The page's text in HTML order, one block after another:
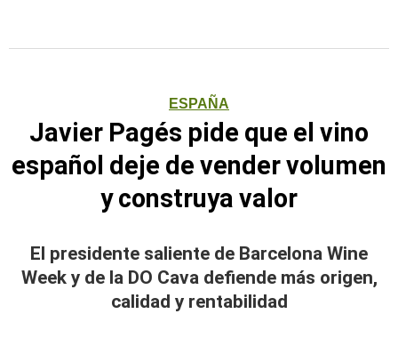
ESPAÑA
Javier Pagés pide que el vino
español deje de vender volumen
y construya valor
El presidente saliente de Barcelona Wine
Week y de la DO Cava defiende más origen,
calidad y rentabilidad